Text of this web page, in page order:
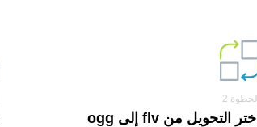
الخطوة 2
اختر التحويل من flv إلى ogg